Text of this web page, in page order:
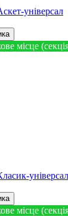
універсал
місце
універсал
місце